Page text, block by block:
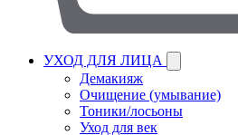
УХОД ДЛЯ ЛИЦА
Демакияж
Очищение (умывание)
Тоники/лосьоны
Уход для век